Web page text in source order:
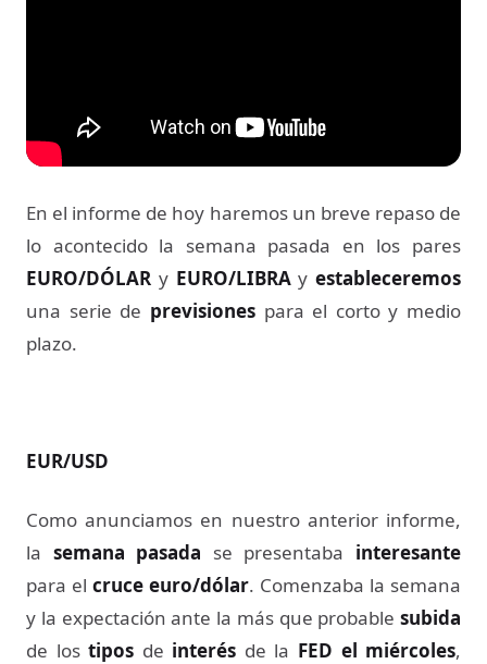
En el informe de hoy haremos un breve repaso de
lo acontecido la semana pasada en los pares
EURO/DÓLAR yEURO/LIBRAy estableceremos
una serie de previsionespara el corto y medio
plazo.
EUR/USD
Como anunciamos en nuestro anterior informe,
la semana pasada se presentaba interesante
para el cruce euro/dólar. Comenzaba la semana
y la expectación ante la más que probable subida
de lostipos de interés de la FED el miércoles,